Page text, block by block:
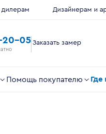
дилерам Дизайнерам и
20-05 Заказать замер
Помощь покупателю Где